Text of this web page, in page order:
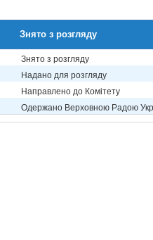
Знято з розгляду
Знято з розгляду
Надано для розгляду
Направлено до Комітету
Одержано Верховною Радою